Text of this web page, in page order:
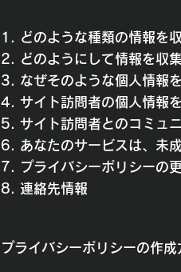
1. どのような種類の情報を
2. どのようにして情報を収
3. なぜそのような個人情報
4. サイト訪問者の個人情報
5. サイト訪問者とのコミュ
6. あなたのサービスは、未
7. プライバシーポリシーの
8. 連絡先情報
​プライバシーポリシーの作